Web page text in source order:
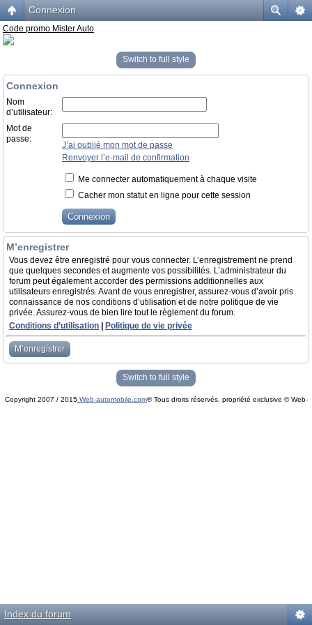
Connexion
Code promo Mister Auto
Switch to full style
Connexion
Nom
d’utilisateur:
Mot de
passe:
J’ai oublié mon mot de passe
Renvoyer l’e-mail de confirmation
Me connecter automatiquement à chaque visite
Cacher mon statut en ligne pour cette session
M’enregistrer
Vous devez être enregistré pour vous connecter. L’enregistrement ne prend
que quelques secondes et augmente vos possibilités. L’administrateur du
forum peut également accorder des permissions additionnelles aux
utilisateurs enregistrés. Avant de vous enregistrer, assurez-vous d’avoir pris
connaissance de nos conditions d’utilisation et de notre politique de vie
privée. Assurez-vous de bien lire tout le règlement du forum.
Conditions d’utilisation
Politique de vie privée
M’enregistrer
Switch to full style
Copyright 2007 / 2015Web-automobile.com® Tous droits réservés, propriété exclusive © Web-
Index du forum